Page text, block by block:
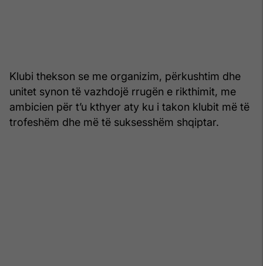
Klubi thekson se me organizim, përkushtim dhe
unitet synon të vazhdojë rrugën e rikthimit, me
ambicien për t’u kthyer aty ku i takon klubit më të
trofeshëm dhe më të suksesshëm shqiptar.